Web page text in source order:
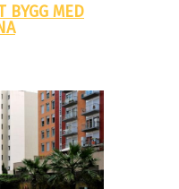
BYGG MED